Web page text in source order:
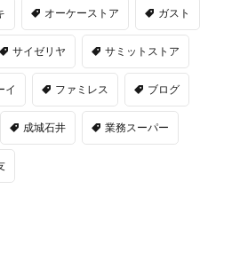
オーケーストア ガスト
サイゼリヤ サミットストア
イ ファミレス ブログ
成城石井 業務スーパー